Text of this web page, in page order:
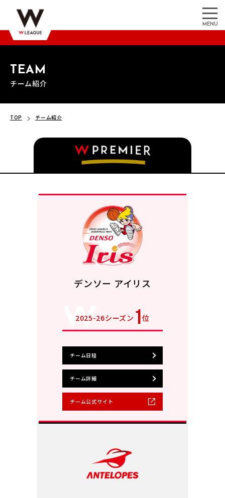
MENU
TEAM
チーム紹介
TOP チーム紹介
デンソー アイリス
2025-26シーズン 1位
チーム日程
チーム詳細
チーム公式サイト